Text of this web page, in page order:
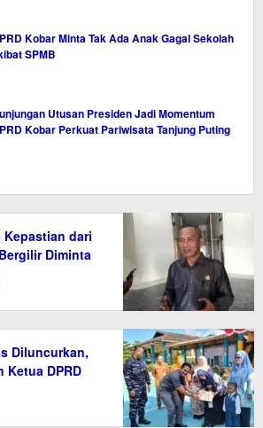
Kobar Minta Tak Ada Anak Gagal Sekolah
SPMB
Utusan Presiden Jadi Momentum
Kobar Perkuat Pariwisata Tanjung Puting
Kepastian dari
Diminta
Diluncurkan,
Ketua DPRD